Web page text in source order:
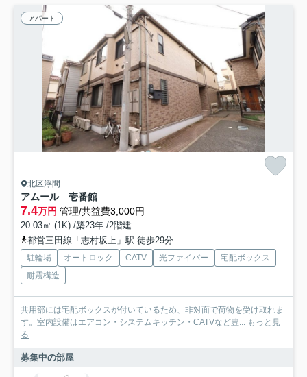
アパート
北区浮間
アムール 壱番館
7.4万円 管理/共益費3,000円
20.03㎡ (1K) /築23年 /2階建
都営三田線「志村坂上」駅 徒歩29分
駐輪場 オートロック CATV 光ファイバー
宅配ボックス
耐震構造
共用部には宅配ボックスが付いているため、非対面で荷物を受け取れま
す。室内設備はエアコン・システムキッチン・CATVなど豊... もっと見
る
募集中の部屋